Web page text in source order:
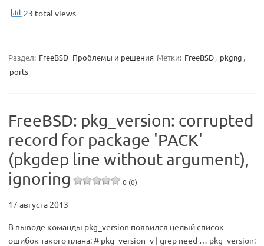
23 total views
Раздел: FreeBSD Проблемы и решения Метки: FreeBSD, pkgng ,
ports
FreeBSD: pkg_version: corrupted
record for package 'PACK'
(pkgdep line without argument),
ignoring
0 (0)
17 августа 2013
В выводе команды pkg_version появился целый список
ошибок такого плана: # pkg_version -v | grep need … pkg_version: